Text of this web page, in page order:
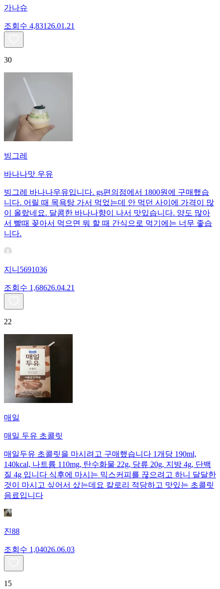
가나슈
조회수 4,831 26.01.21
30
빙그레
바나나맛 우유
빙그레 바나나우유입니다. gs편의점에서 1800원에 구매했습
니다. 어릴 때 목욕탕 가서 먹었는데 안 먹던 사이에 가격이 많
이 올랐네요. 달콤한 바나나향이 나서 맛있습니다. 양도 많아
서 빨때 꽂아서 먹으면 뭐 할 때 간식으로 먹기에는 너무 좋습
니다.
지니5691036
조회수 1,68626.04.21
22
매일
매일 두유 초콜릿
매일두유 초콜릿을 마시려고 구매했습니다 1개당 190ml,
140kcal, 나트륨 110mg, 탄수화물 22g, 당류 20g, 지방 4g, 단백
질 4g 입니다 식후에 마시는 믹스커피를 끊으려고 하니 달달한
것이 마시고 싶어서 샀는데요 칼로리 적당하고 맛있는 초콜릿
음료입니다
진88
조회수 1,04026.06.03
15